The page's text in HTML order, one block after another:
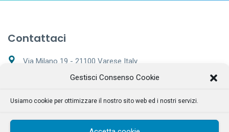
Gestisci Consenso Cookie
Usiamo cookie per ottimizzare il nostro sito web ed i nostri servizi.
Contattaci
Via Milano 19 - 21100 Varese Italy